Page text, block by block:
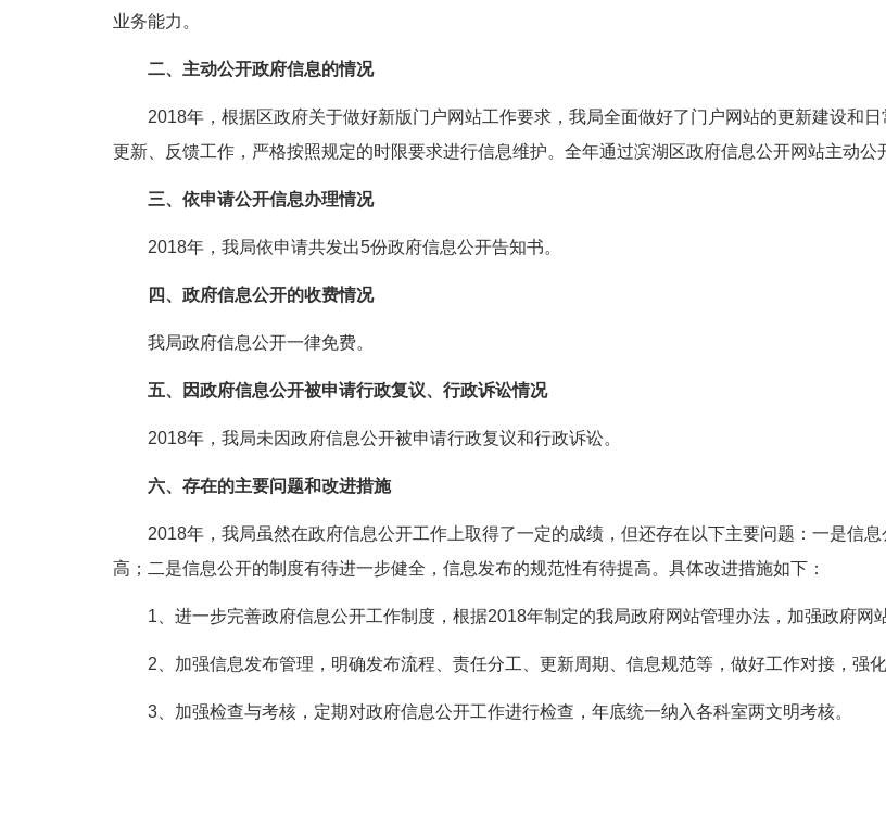
业务能力。
二、主动公开政府信息的情况
2018年，根据区政府关于做好新版门户网站工作要求，我局全面做好了门户网站的更新建设和日
更新、反馈工作，严格按照规定的时限要求进行信息维护。全年通过滨湖区政府信息公开网站主动公
三、依申请公开信息办理情况
2018年，我局依申请共发出5份政府信息公开告知书。
四、政府信息公开的收费情况
我局政府信息公开一律免费。
五、因政府信息公开被申请行政复议、行政诉讼情况
2018年，我局未因政府信息公开被申请行政复议和行政诉讼。
六、存在的主要问题和改进措施
2018年，我局虽然在政府信息公开工作上取得了一定的成绩，但还存在以下主要问题：一是信息
高；二是信息公开的制度有待进一步健全，信息发布的规范性有待提高。具体改进措施如下：
1、进一步完善政府信息公开工作制度，根据2018年制定的我局政府网站管理办法，加强政府网
2、加强信息发布管理，明确发布流程、责任分工、更新周期、信息规范等，做好工作对接，强化
3、加强检查与考核，定期对政府信息公开工作进行检查，年底统一纳入各科室两文明考核。